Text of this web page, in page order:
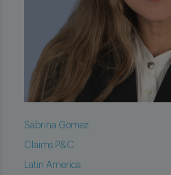
Sabrina Gomez
Claims P&C
Latin America